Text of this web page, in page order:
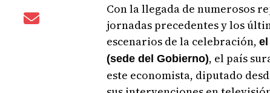
Con la llegada de numerosos
jornadas precedentes y los
escenarios de la celebración,
(sede del Gobierno), el país
este economista, diputado